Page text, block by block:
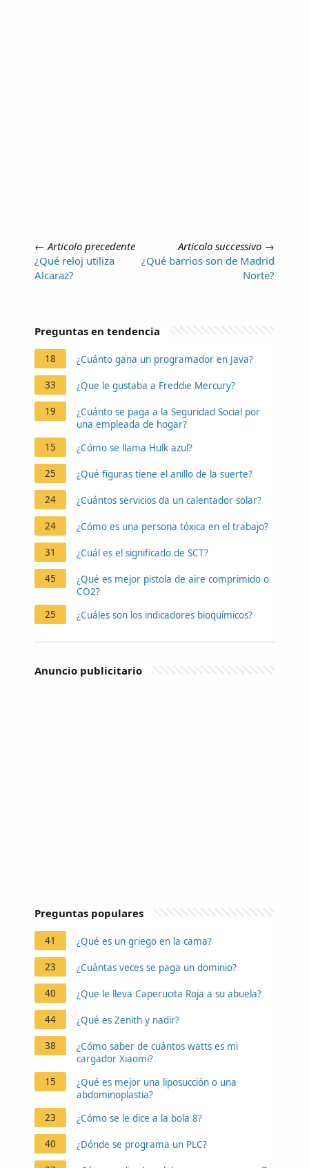
← Articolo precedente
¿Qué reloj utiliza
Alcaraz?
Articolo successivo →
¿Qué barrios son de Madrid
Norte?
Preguntas en tendencia
18 ¿Cuánto gana un programador en Java?
33 ¿Que le gustaba a Freddie Mercury?
19
¿Cuánto se paga a la Seguridad Social por
una empleada de hogar?
15
¿Cómo se llama Hulk azul?
25 ¿Qué figuras tiene el anillo de la suerte?
24 ¿Cuántos servicios da un calentador solar?
24 ¿Cómo es una persona tóxica en el trabajo?
31 ¿Cuál es el significado de SCT?
45
¿Qué es mejor pistola de aire comprimido o
CO2?
25
¿Cuáles son los indicadores bioquímicos?
Anuncio publicitario
Preguntas populares
41 ¿Qué es un griego en la cama?
23 ¿Cuántas veces se paga un dominio?
40 ¿Que le lleva Caperucita Roja a su abuela?
44 ¿Qué es Zenith y nadir?
38
¿Cómo saber de cuántos watts es mi
cargador Xiaomi?
15
¿Qué es mejor una liposucción o una
abdominoplastia?
23
¿Cómo se le dice a la bola 8?
40 ¿Dónde se programa un PLC?